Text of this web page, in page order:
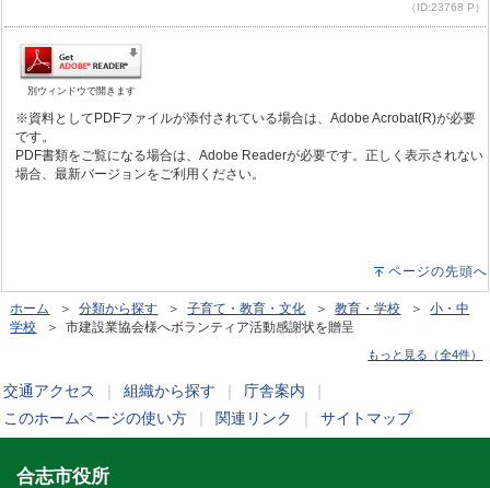
（ID:23768 P）
別ウィンドウで開きます
※資料としてPDFファイルが添付されている場合は、Adobe Acrobat(R)が必要
です。
PDF書類をご覧になる場合は、Adobe Readerが必要です。正しく表示されない
場合、最新バージョンをご利用ください。
ページの先頭へ
ホーム ＞分類から探す ＞子育て・教育・文化 ＞教育・学校 ＞小・中
学校 ＞ 市建設業協会様へボランティア活動感謝状を贈呈
もっと見る（全4件）
交通アクセス 組織から探す 庁舎案内
このホームページの使い方
関連リンク サイトマップ
合志市役所